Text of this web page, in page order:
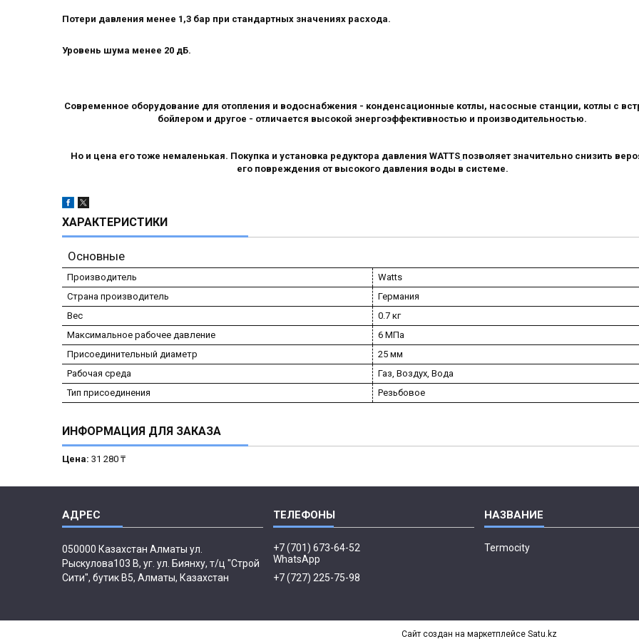
Потери давления менее 1,3 бар при стандартных значениях расхода.
Уровень шума менее 20 дБ.
Современное оборудование для отопления и водоснабжения - конденсационные котлы, насосные станции, котлы с
бойлером и другое - отличается высокой энергоэффективностью и производительностью.
Но и цена его тоже немаленькая. Покупка и установка редуктора давления WATTS позволяет значительно снизить
его повреждения от высокого давления воды в системе.
ХАРАКТЕРИСТИКИ
Основные
Производитель
Watts
Страна производитель
Германия
Вес
0.7 кг
Максимальное рабочее давление
6 МПа
Присоединительный диаметр
25 мм
Рабочая среда
Газ, Воздух, Вода
Тип присоединения
Резьбовое
ИНФОРМАЦИЯ ДЛЯ ЗАКАЗА
Цена: 31 280 ₸
050000 Казахстан Алматы ул.
Рыскулова103 В, уг. ул. Биянху, т/ц "Строй
Сити", бутик В5, Алматы, Казахстан
+7 (701) 673-64-52
WhatsApp
+7 (727) 225-75-98
Termocity
Сайт создан на маркетплейсе Satu.kz